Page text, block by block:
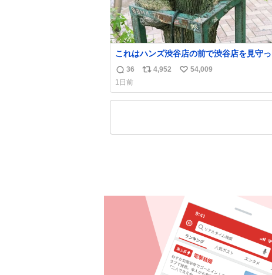
これはハンズ渋谷店の前で渋谷店を見守
くれている「くつろ木」。
返
信
数
36
リ
ス
4,952
い
ね
54,009
1日前